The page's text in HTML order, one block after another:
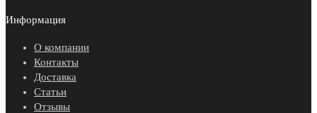
Информация
О компании
Контакты
Доставка
Статьи
Отзывы